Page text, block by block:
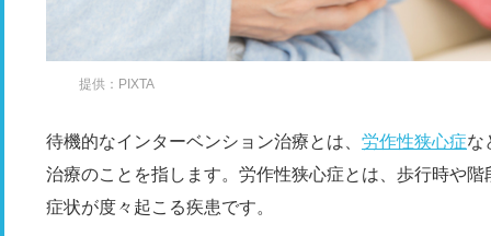
提供：PIXTA
待機的なインターベンション治療とは、 労作性狭心症な
治療のことを指します。労作性狭心症とは、歩行時や
症状が度々起こる疾患です。